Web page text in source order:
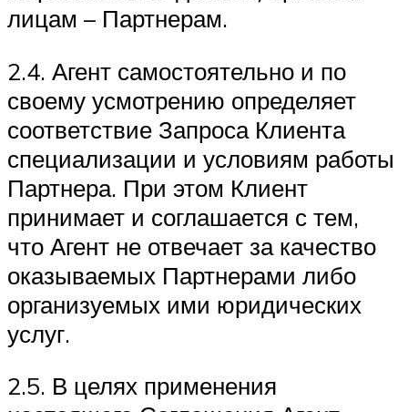
лицам – Партнерам.
2.4. Агент самостоятельно и по
своему усмотрению определяет
соответствие Запроса Клиента
специализации и условиям работы
Партнера. При этом Клиент
принимает и соглашается с тем,
что Агент не отвечает за качество
оказываемых Партнерами либо
организуемых ими юридических
услуг.
2.5. В целях применения